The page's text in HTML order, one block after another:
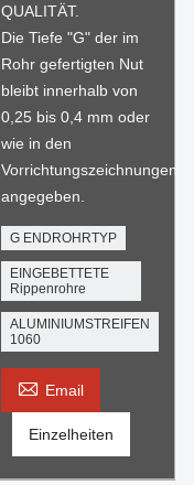
QUALITÄT.
Die Tiefe "G" der im
Rohr gefertigten Nut
bleibt innerhalb von
0,25 bis 0,4 mm oder
wie in den
Vorrichtungszeichnungen
angegeben.
G ENDROHRTYP
EINGEBETTETE
Rippenrohre
ALUMINIUMSTREIFEN
1060
 Email
Einzelheiten